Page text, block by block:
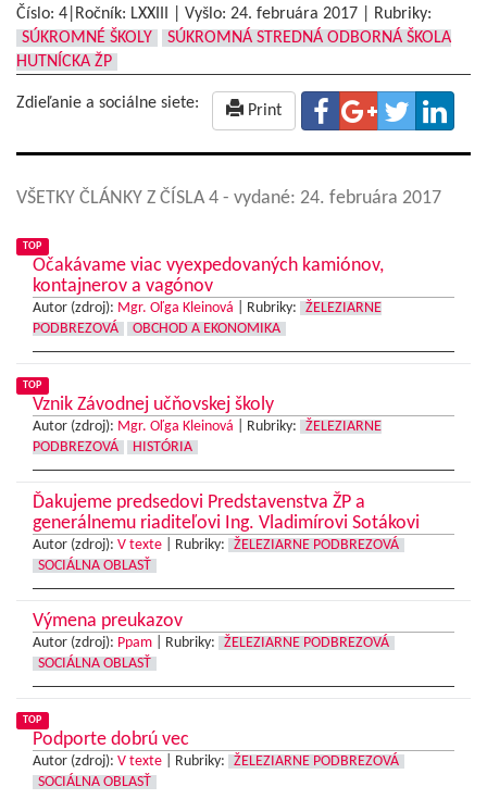
Číslo: 4|Ročník: LXXIII | Vyšlo: 24. februára 2017
Rubriky:
SÚKROMNÉ ŠKOLY
SÚKROMNÁ STREDNÁ ODBORNÁ ŠKOLA
HUTNÍCKA ŽP
Zdieľanie a sociálne siete: Print
VŠETKY ČLÁNKY Z ČÍSLA 4 - vydané: 24. februára 2017
TOP
Očakávame viac vyexpedovaných kamiónov,
kontajnerov a vagónov
Autor (zdroj): Mgr. Oľga Kleinová Rubriky:
ŽELEZIARNE
PODBREZOVÁ
OBCHOD A EKONOMIKA
TOP
Vznik Závodnej učňovskej školy
Autor (zdroj): Mgr. Oľga Kleinová Rubriky:
ŽELEZIARNE
PODBREZOVÁ
HISTÓRIA
Ďakujeme predsedovi Predstavenstva ŽP a
generálnemu riaditeľovi Ing. Vladimírovi Sotákovi
Autor (zdroj): V texte Rubriky:
ŽELEZIARNE PODBREZOVÁ
SOCIÁLNA OBLASŤ
Výmena preukazov
Autor (zdroj): Ppam Rubriky:
ŽELEZIARNE PODBREZOVÁ
SOCIÁLNA OBLASŤ
TOP
Podporte dobrú vec
Autor (zdroj): V texte Rubriky:
ŽELEZIARNE PODBREZOVÁ
SOCIÁLNA OBLASŤ